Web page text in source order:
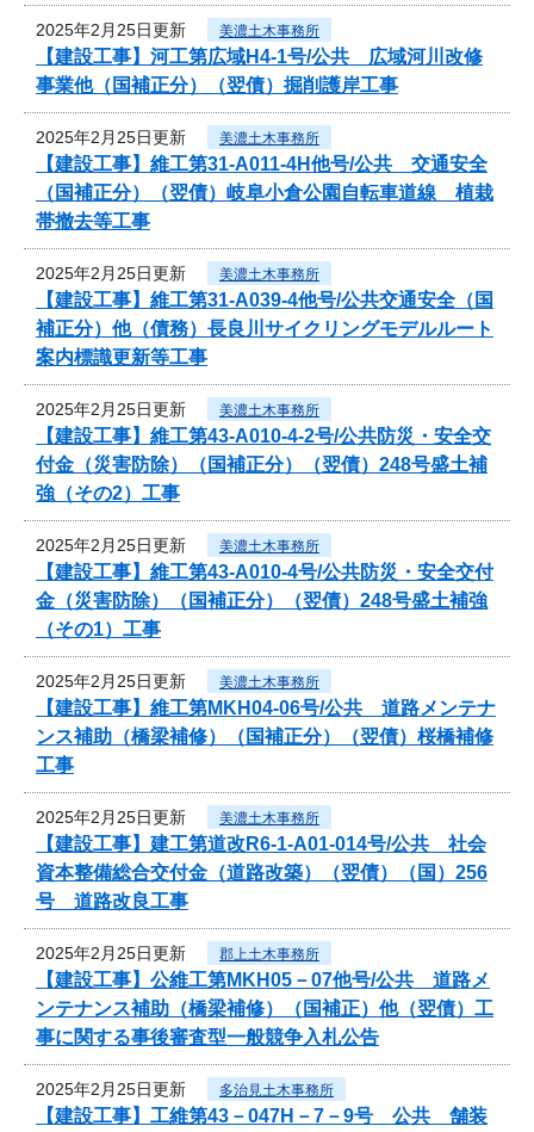
2025年2月25日更新 美濃土木事務所
【建設工事】河工第広域H4-1号/公共 広域河川改修
事業他（国補正分）（翌債）掘削護岸工事
2025年2月25日更新 美濃土木事務所
【建設工事】維工第31-A011-4H他号/公共 交通安全
（国補正分）（翌債）岐阜小倉公園自転車道線 植栽
帯撤去等工事
2025年2月25日更新 美濃土木事務所
【建設工事】維工第31-A039-4他号/公共交通安全（国
補正分）他（債務）長良川サイクリングモデルルート
案内標識更新等工事
2025年2月25日更新 美濃土木事務所
【建設工事】維工第43-A010-4-2号/公共防災・安全交
付金（災害防除）（国補正分）（翌債）248号盛土補
強（その2）工事
2025年2月25日更新 美濃土木事務所
【建設工事】維工第43-A010-4号/公共防災・安全交付
金（災害防除）（国補正分）（翌債）248号盛土補強
（その1）工事
2025年2月25日更新 美濃土木事務所
【建設工事】維工第MKH04-06号/公共 道路メンテナ
ンス補助（橋梁補修）（国補正分）（翌債）桜橋補修
工事
2025年2月25日更新 美濃土木事務所
【建設工事】建工第道改R6-1-A01-014号/公共 社会
資本整備総合交付金（道路改築）（翌債）（国）256
号 道路改良工事
2025年2月25日更新 郡上土木事務所
【建設工事】公維工第MKH05－07他号/公共 道路メ
ンテナンス補助（橋梁補修）（国補正）他（翌債）工
事に関する事後審査型一般競争入札公告
2025年2月25日更新 多治見土木事務所
【建設工事】工維第43－047H－7－9号 公共 舗装